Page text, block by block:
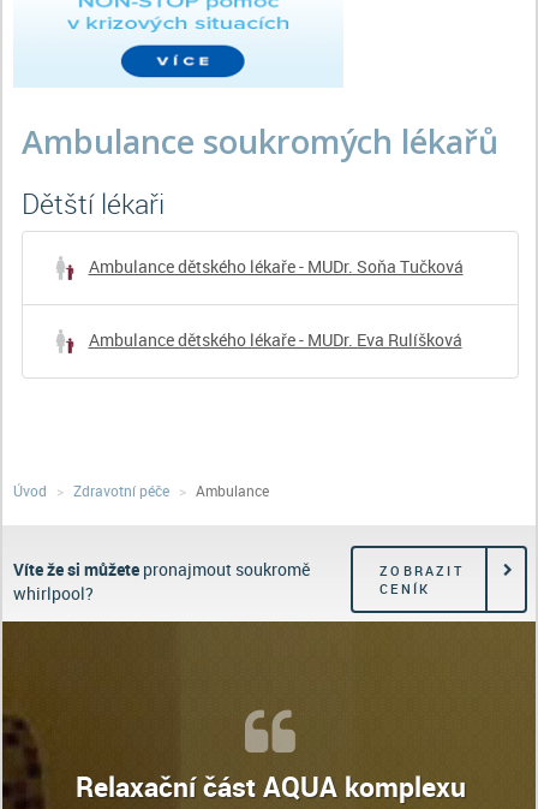
Ambulance soukromých lékařů
dětští lékaři
Ambulance dětského lékaře - MUDr. Soňa Tučková
Ambulance dětského lékaře - MUDr. Eva Rulíšková
Úvod Zdravotní péče Ambulance
Víte že si můžetepronajmout soukromě
whirlpool?
ZOBRAZIT
CENÍK
Relaxační část AQUA komplexu